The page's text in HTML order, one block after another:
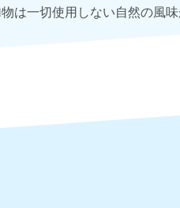
は一切使用しない自然の風味